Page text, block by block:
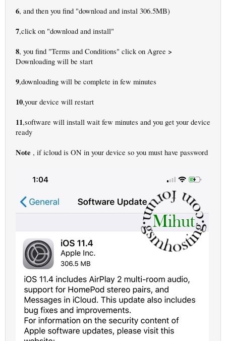
6, and then you find "download and instal 306.5MB)
7,click on "download and install"
8, you find "Terms and Conditions" click on Agree >
Downloading will be start
9,downloading will be complete in few minutes
10,your device will restart
11,software will install wait few minutes and you get your device
ready
Note , if icloud is ON in your device so you must have password